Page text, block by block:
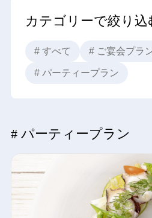
カテゴリーで絞り込
# すべて # ご宴会プラ
# パーティープラン
# パーティープラン